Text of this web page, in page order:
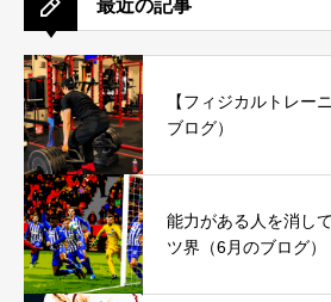
最近の記事
【フィジカルトレー
ブログ）
能力がある人を消し
ツ界（6月のブログ）